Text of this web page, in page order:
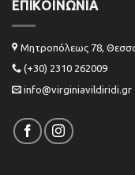
ΕΠΙΚΟΙΝΩΝΊΑ
Μητροπόλεως 78,
(+30) 2310 262009
info@virginiavildiridi.gr